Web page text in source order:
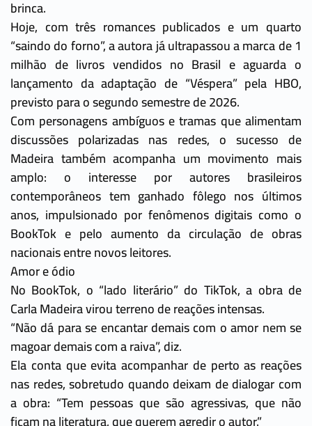
brinca.
Hoje, com três romances publicados e um quarto
“saindo do forno”, a autora já ultrapassou a marca de 1
milhão de livros vendidos no Brasil e aguarda o
lançamento da adaptação de “Véspera” pela HBO,
previsto para o segundo semestre de 2026.
Com personagens ambíguos e tramas que alimentam
discussões polarizadas nas redes, o sucesso de
Madeira também acompanha um movimento mais
amplo: o interesse por autores brasileiros
contemporâneos tem ganhado fôlego nos últimos
anos, impulsionado por fenômenos digitais como o
BookTok e pelo aumento da circulação de obras
nacionais entre novos leitores.
Amor e ódio
No BookTok, o “lado literário” do TikTok, a obra de
Carla Madeira virou terreno de reações intensas.
“Não dá para se encantar demais com o amor nem se
magoar demais com a raiva”, diz.
Ela conta que evita acompanhar de perto as reações
nas redes, sobretudo quando deixam de dialogar com
a obra: “Tem pessoas que são agressivas, que não
ficam na literatura, que querem agredir o autor.”